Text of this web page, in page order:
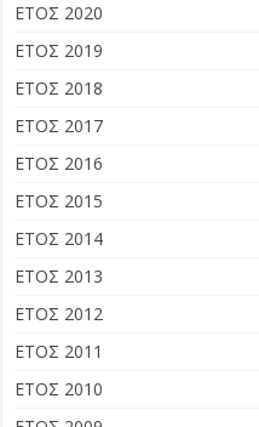
ΕΤΟΣ 2020
ΕΤΟΣ 2019
ΕΤΟΣ 2018
ΕΤΟΣ 2017
ΕΤΟΣ 2016
ΕΤΟΣ 2015
ΕΤΟΣ 2014
ΕΤΟΣ 2013
ΕΤΟΣ 2012
ΕΤΟΣ 2011
ΕΤΟΣ 2010